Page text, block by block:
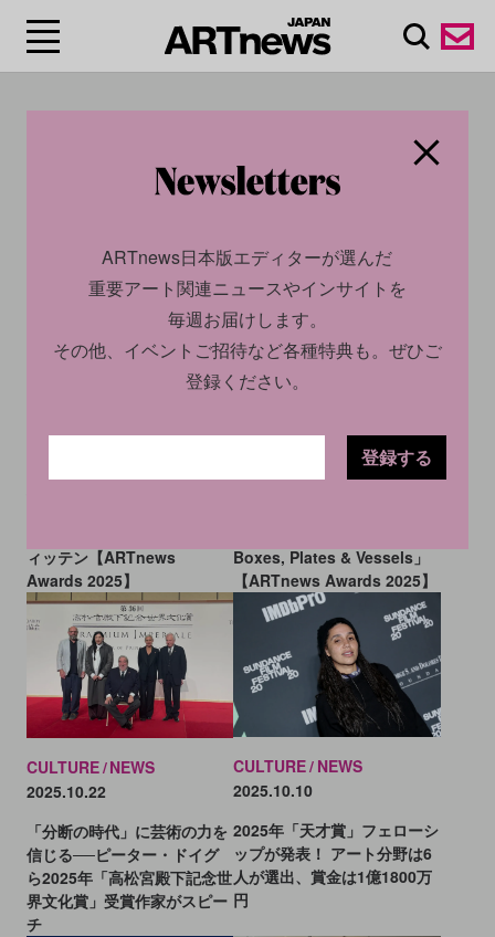
ィッテン【ARTnews
Awards 2025】
Boxes, Plates & Vessels」
【ARTnews Awards 2025】
CULTURE NEWS
2025.10.22
「分断の時代」に芸術の力を
信じる──ピーター・ドイグ
ら2025年「高松宮殿下記念世
界文化賞」受賞作家がスピー
チ
CULTURE NEWS
2025.10.10
2025年「天才賞」フェローシ
ップが発表！ アート分野は6
人が選出、賞金は1億1800万
円
ARTnews日本版エディターが選んだ
重要アート関連ニュースやインサイトを
毎週お届けします。
その他、イベントご招待など各種特典も。ぜひご
登録ください。
登録する